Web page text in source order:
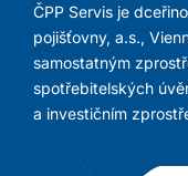
ČPP Servis je
pojišťovny, a.s.,
samostatným
spotřebitelských
a investičním